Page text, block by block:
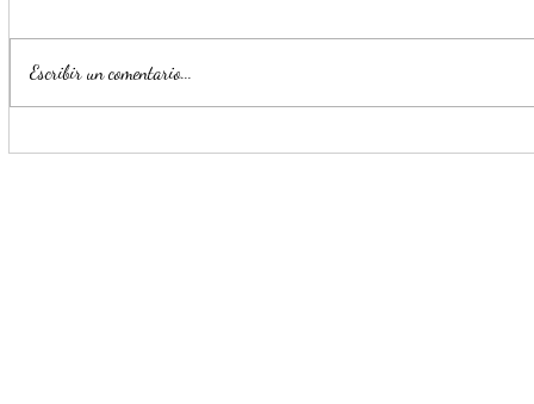
Convierten a Escobedo en
Planta
Escribir un comentario...